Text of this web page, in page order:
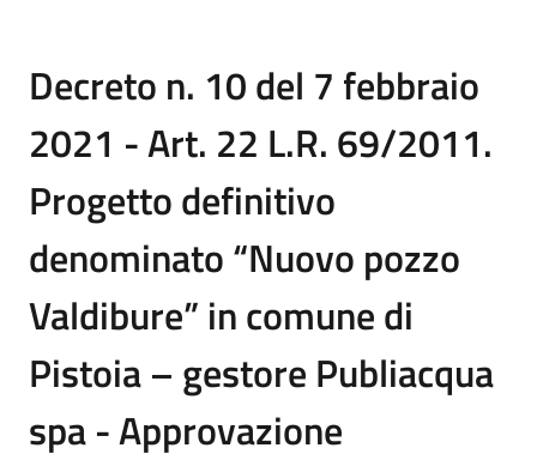
Decreto n. 10 del 7 febbraio
2021 - Art. 22 L.R. 69/2011.
Progetto definitivo
denominato “Nuovo pozzo
Valdibure” in comune di
Pistoia – gestore Publiacqua
spa - Approvazione